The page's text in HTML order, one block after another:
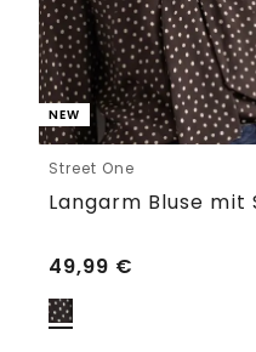
NEW
Street One
49,99 €